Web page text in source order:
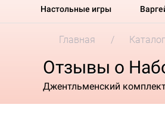
Настольные игры
Главная Каталог
Отзывы о
Джентльменский